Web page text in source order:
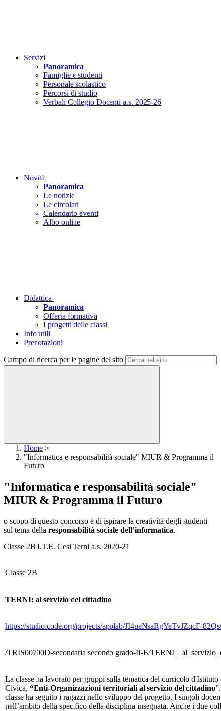
Servizi
Panoramica
Famiglie e studenti
Personale scolastico
Percorsi di studio
Verbali Collegio Docenti a.s. 2025-26
Novità
Panoramica
Le notizie
Le circolari
Calendario eventi
Albo online
Didattica
Panoramica
Offerta formativa
I progetti delle classi
Info utili
Prenotazioni
Campo di ricerca per le pagine del sito
Home >
"Informatica e responsabilità sociale" MIUR & Programma il
Futuro
"Informatica e responsabilità sociale"
MIUR & Programma il Futuro
o scopo di questo concorso è di ispirare la creatività degli studenti
sul tema della responsabilità sociale dell’informatica.
Classe 2B I.T.E. Cesi Terni a.s. 2020-21
Classe 2B
TERNI: al servizio del cittadino
https://studio.code.org/projects/applab/JI4ueNsaRgYeTvJZqcF-
/TRIS00700D-secondaria secondo grado-II-B/
La classe ha lavorato per gruppi sulla tematica del curricolo d'Istituto
Civica, “Enti-Organizzazioni territoriali al servizio del cittadino
classe ha seguito i ragazzi nello sviluppo del progetto. I singoli
nell’ambito della specifico della disciplina insegnata. Anche i due